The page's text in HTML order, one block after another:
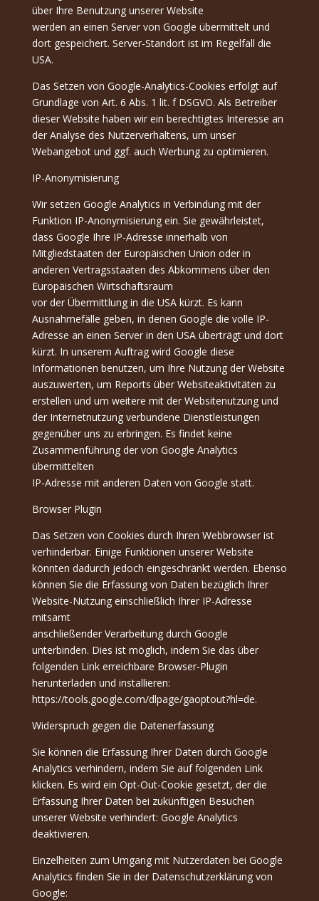
über Ihre Benutzung unserer Website
werden an einen Server von Google übermittelt und
dort gespeichert. Server-Standort ist im Regelfall die
USA.
Das Setzen von Google-Analytics-Cookies erfolgt auf
Grundlage von Art. 6 Abs. 1 lit. f DSGVO. Als Betreiber
dieser Website haben wir ein berechtigtes Interesse an
der Analyse des Nutzerverhaltens, um unser
Webangebot und ggf. auch Werbung zu optimieren.
IP-Anonymisierung
Wir setzen Google Analytics in Verbindung mit der
Funktion IP-Anonymisierung ein. Sie gewährleistet,
dass Google Ihre IP-Adresse innerhalb von
Mitgliedstaaten der Europäischen Union oder in
anderen Vertragsstaaten des Abkommens über den
Europäischen Wirtschaftsraum
vor der Übermittlung in die USA kürzt. Es kann
Ausnahmefälle geben, in denen Google die volle IP-
Adresse an einen Server in den USA überträgt und dort
kürzt. In unserem Auftrag wird Google diese
Informationen benutzen, um Ihre Nutzung der Website
auszuwerten, um Reports über Websiteaktivitäten zu
erstellen und um weitere mit der Websitenutzung und
der Internetnutzung verbundene Dienstleistungen
gegenüber uns zu erbringen. Es findet keine
Zusammenführung der von Google Analytics
übermittelten
IP-Adresse mit anderen Daten von Google statt.
Browser Plugin
Das Setzen von Cookies durch Ihren Webbrowser ist
verhinderbar. Einige Funktionen unserer Website
könnten dadurch jedoch eingeschränkt werden. Ebenso
können Sie die Erfassung von Daten bezüglich Ihrer
Website-Nutzung einschließlich Ihrer IP-Adresse
mitsamt
anschließender Verarbeitung durch Google
unterbinden. Dies ist möglich, indem Sie das über
folgenden Link erreichbare Browser-Plugin
herunterladen und installieren:
https://tools.google.com/dlpage/gaoptout?hl=de.
Widerspruch gegen die Datenerfassung
Sie können die Erfassung Ihrer Daten durch Google
Analytics verhindern, indem Sie auf folgenden Link
klicken. Es wird ein Opt-Out-Cookie gesetzt, der die
Erfassung Ihrer Daten bei zukünftigen Besuchen
unserer Website verhindert: Google Analytics
deaktivieren.
Einzelheiten zum Umgang mit Nutzerdaten bei Google
Analytics finden Sie in der Datenschutzerklärung von
Google: